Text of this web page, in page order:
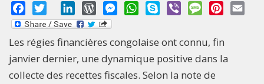
Facebook
Twitter LinkedInWordPressMessengerWhatsApp
Skype Viber MessagePinterest
Les régies financières congolaise ont connu, fin
janvier dernier, une dynamique positive dans la
collecte des recettes fiscales. Selon la note de